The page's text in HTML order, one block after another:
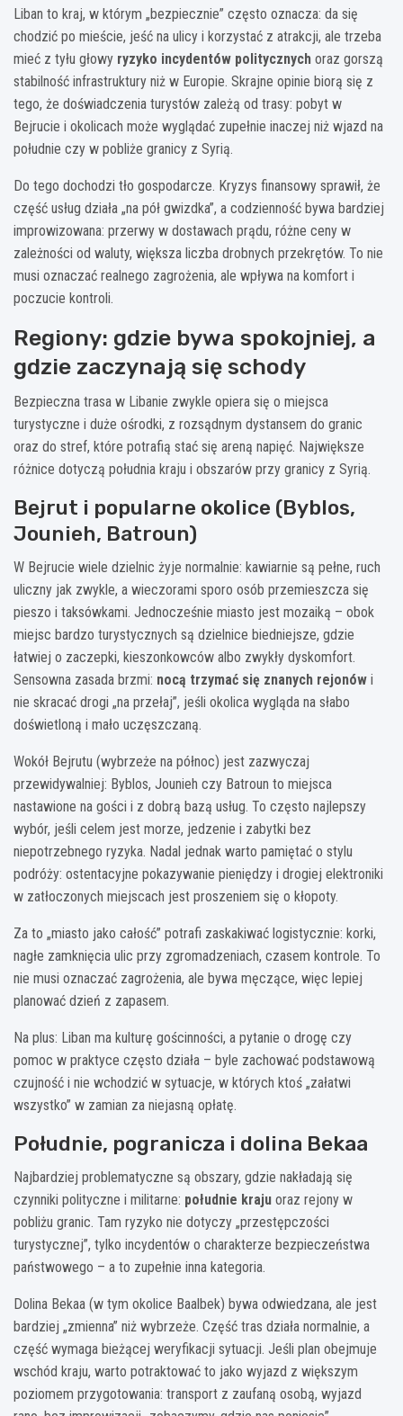
Liban to kraj, w którym „bezpiecznie” często oznacza: da się
chodzić po mieście, jeść na ulicy i korzystać z atrakcji, ale trzeba
mieć z tyłu głowy ryzyko incydentów politycznych oraz gorszą
stabilność infrastruktury niż w Europie. Skrajne opinie biorą się z
tego, że doświadczenia turystów zależą od trasy: pobyt w
Bejrucie i okolicach może wyglądać zupełnie inaczej niż wjazd na
południe czy w pobliże granicy z Syrią.
Do tego dochodzi tło gospodarcze. Kryzys finansowy sprawił, że
część usług działa „na pół gwizdka”, a codzienność bywa bardziej
improwizowana: przerwy w dostawach prądu, różne ceny w
zależności od waluty, większa liczba drobnych przekrętów. To nie
musi oznaczać realnego zagrożenia, ale wpływa na komfort i
poczucie kontroli.
Regiony: gdzie bywa spokojniej, a
gdzie zaczynają się schody
Bezpieczna trasa w Libanie zwykle opiera się o miejsca
turystyczne i duże ośrodki, z rozsądnym dystansem do granic
oraz do stref, które potrafią stać się areną napięć. Największe
różnice dotyczą południa kraju i obszarów przy granicy z Syrią.
Bejrut i popularne okolice (Byblos,
Jounieh, Batroun)
W Bejrucie wiele dzielnic żyje normalnie: kawiarnie są pełne, ruch
uliczny jak zwykle, a wieczorami sporo osób przemieszcza się
pieszo i taksówkami. Jednocześnie miasto jest mozaiką – obok
miejsc bardzo turystycznych są dzielnice biedniejsze, gdzie
łatwiej o zaczepki, kieszonkowców albo zwykły dyskomfort.
Sensowna zasada brzmi: nocą trzymać się znanych rejonów i
nie skracać drogi „na przełaj”, jeśli okolica wygląda na słabo
doświetloną i mało uczęszczaną.
Wokół Bejrutu (wybrzeże na północ) jest zazwyczaj
przewidywalniej: Byblos, Jounieh czy Batroun to miejsca
nastawione na gości i z dobrą bazą usług. To często najlepszy
wybór, jeśli celem jest morze, jedzenie i zabytki bez
niepotrzebnego ryzyka. Nadal jednak warto pamiętać o stylu
podróży: ostentacyjne pokazywanie pieniędzy i drogiej elektroniki
w zatłoczonych miejscach jest proszeniem się o kłopoty.
Za to „miasto jako całość” potrafi zaskakiwać logistycznie: korki,
nagłe zamknięcia ulic przy zgromadzeniach, czasem kontrole. To
nie musi oznaczać zagrożenia, ale bywa męczące, więc lepiej
planować dzień z zapasem.
Na plus: Liban ma kulturę gościnności, a pytanie o drogę czy
pomoc w praktyce często działa – byle zachować podstawową
czujność i nie wchodzić w sytuacje, w których ktoś „załatwi
wszystko” w zamian za niejasną opłatę.
Południe, pogranicza i dolina Bekaa
Najbardziej problematyczne są obszary, gdzie nakładają się
czynniki polityczne i militarne: południe kraju oraz rejony w
pobliżu granic. Tam ryzyko nie dotyczy „przestępczości
turystycznej”, tylko incydentów o charakterze bezpieczeństwa
państwowego – a to zupełnie inna kategoria.
Dolina Bekaa (w tym okolice Baalbek) bywa odwiedzana, ale jest
bardziej „zmienna” niż wybrzeże. Część tras działa normalnie, a
część wymaga bieżącej weryfikacji sytuacji. Jeśli plan obejmuje
wschód kraju, warto potraktować to jako wyjazd z większym
poziomem przygotowania: transport z zaufaną osobą, wyjazd